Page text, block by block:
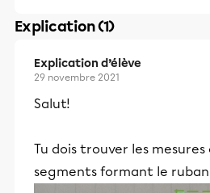
Explication (1)
Explication d’élève
29 novembre 2021
Salut!
Tu dois trouver les
segments formant le